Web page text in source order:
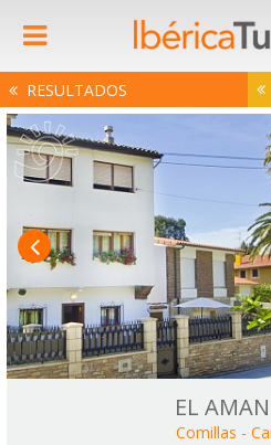
RESULTADOS
EL
Comillas -